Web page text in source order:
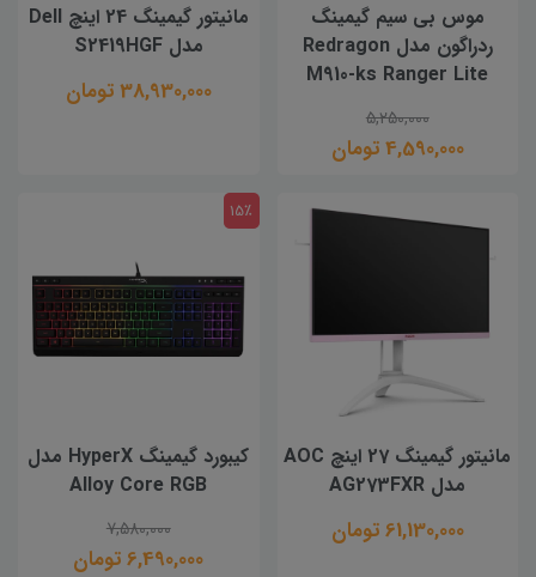
موس بی سیم گیمینگ
ردراگون مدل Redragon
M910-ks Ranger Lite
5,250,000
4,590,000 تومان
مانیتور گیمینگ 24 اینچ Dell
مدل S2419HGF
38,930,000 تومان
مانیتور گیمینگ 27 اینچ AOC
مدل AG273FXR
61,130,000 تومان
کیبورد گیمینگ HyperX مدل
Alloy Core RGB
7,580,000
6,490,000 تومان
15٪